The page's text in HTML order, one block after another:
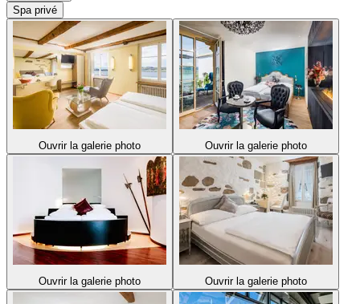
Spa privé
Ouvrir la galerie photo Ouvrir la galerie photo
Ouvrir la galerie photo Ouvrir la galerie photo